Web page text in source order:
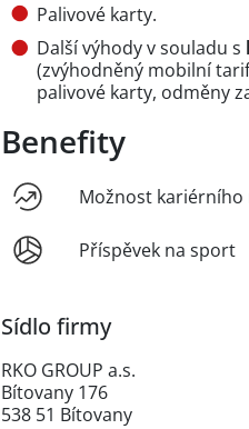
Palivové karty.
Další výhody v souladu s
(zvýhodněný mobilní
palivové karty, odměny
Benefity
Možnost kariérního
Příspěvek na sport
Sídlo firmy
RKO GROUP a.s.
Bítovany 176
538 51 Bítovany